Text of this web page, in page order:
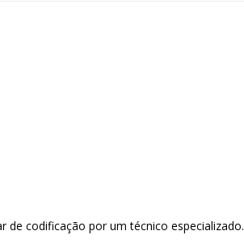
de codificação por um técnico especializado.